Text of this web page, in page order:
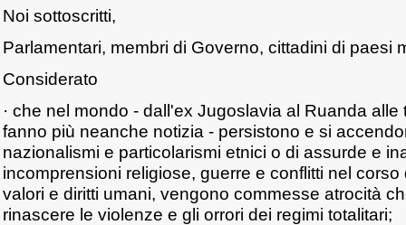
Noi sottoscritti,
Parlamentari, membri di Governo, cittadini di paesi
Considerato
· che nel mondo - dall'ex Jugoslavia al Ruanda
fanno più neanche notizia - persistono e si
nazionalismi e particolarismi etnici o di assurde e
incomprensioni religiose, guerre e conflitti nel
valori e diritti umani, vengono commesse atrocità
rinascere le violenze e gli orrori dei regimi totalitari;